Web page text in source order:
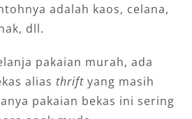
adalah kaos, celana,
dll.
pakaian murah, ada
alias thriftyang masih
pakaian bekas ini sering